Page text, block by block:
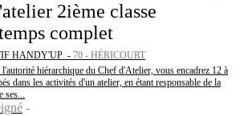
2ième classe
complet
HANDY'UP - 70 - HÉRICOURT
hiérarchique du Chef d'Atelier, vous encadrez 12 à
dans les activités d'un atelier, en étant responsable de la
ses...